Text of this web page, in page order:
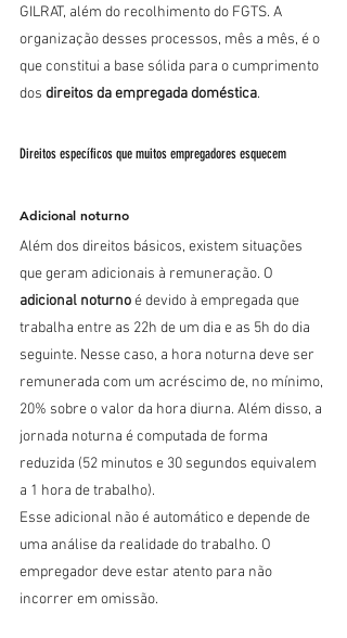
GILRAT, além do recolhimento do FGTS. A
organização desses processos, mês a mês, é o
que constitui a base sólida para o cumprimento
dos direitos da empregada doméstica.
Direitos específicos que muitos empregadores esquecem
Adicional noturno
Além dos direitos básicos, existem situações
que geram adicionais à remuneração. O
adicional noturno é devido à empregada que
trabalha entre as 22h de um dia e as 5h do dia
seguinte. Nesse caso, a hora noturna deve ser
remunerada com um acréscimo de, no mínimo,
20% sobre o valor da hora diurna. Além disso, a
jornada noturna é computada de forma
reduzida (52 minutos e 30 segundos equivalem
a 1 hora de trabalho).
Esse adicional não é automático e depende de
uma análise da realidade do trabalho. O
empregador deve estar atento para não
incorrer em omissão.